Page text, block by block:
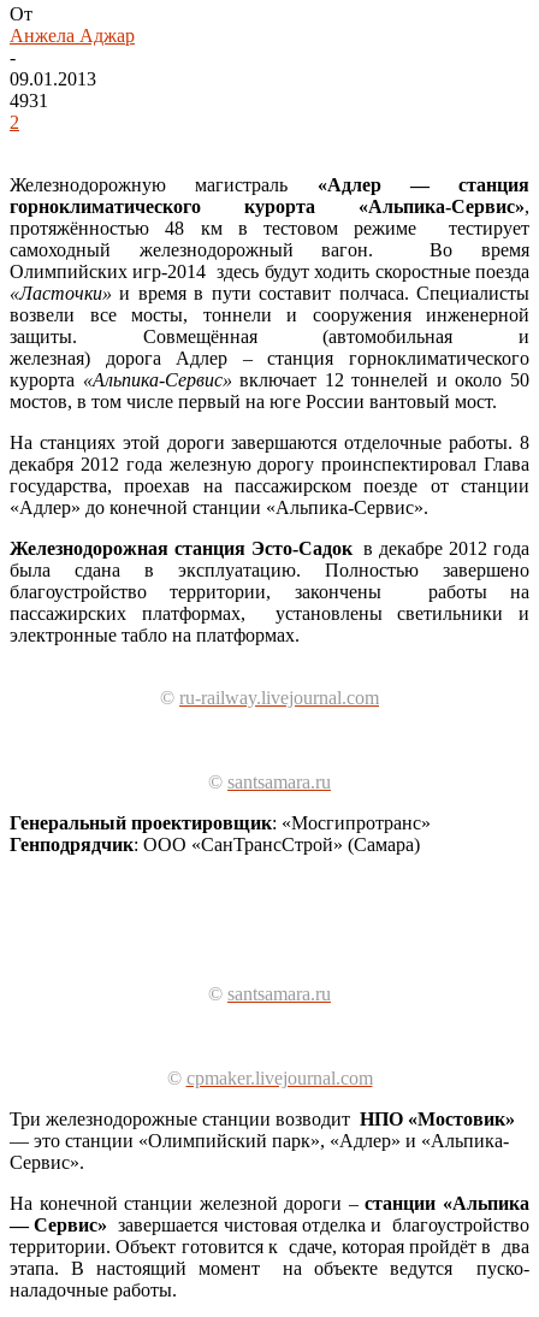
От
Анжела Аджар
-
09.01.2013
4931
2
Железнодорожную магистраль «Адлер — станция
горноклиматического курорта «Альпика-Сервис»,
протяжённостью 48 км в тестовом режиме тестирует
самоходный железнодорожный вагон. Во время
Олимпийских игр-2014 здесь будут ходить скоростные поезда
«Ласточки» и время в пути составит полчаса. Специалисты
возвели все мосты, тоннели и сооружения инженерной
защиты. Совмещённая (автомобильная и
железная) дорога Адлер – станция горноклиматического
курорта «Альпика-Сервис» включает 12 тоннелей и около 50
мостов, в том числе первый на юге России вантовый мост.
На станциях этой дороги завершаются отделочные работы. 8
декабря 2012 года железную дорогу проинспектировал Глава
государства, проехав на пассажирском поезде от станции
«Адлер» до конечной станции «Альпика-Сервис».
Железнодорожная станция Эсто-Садок в декабре 2012 года
была сдана в эксплуатацию. Полностью завершено
благоустройство территории, закончены работы на
пассажирских платформах, установлены светильники и
электронные табло на платформах.
© ru-railway.livejournal.com
© santsamara.ru
Генеральный проектировщик: «Мосгипротранс»
Генподрядчик: ООО «СанТрансСтрой» (Самара)
© santsamara.ru
© cpmaker.livejournal.com
Три железнодорожные станции возводит НПО «Мостовик»
— это станции «Олимпийский парк», «Адлер» и «Альпика-
Сервис».
На конечной станции железной дороги –станции «Альпика
— Сервис» завершается чистовая отделка и благоустройство
территории. Объект готовится к сдаче, которая пройдёт в два
этапа. В настоящий момент на объекте ведутся пуско-
наладочные работы.